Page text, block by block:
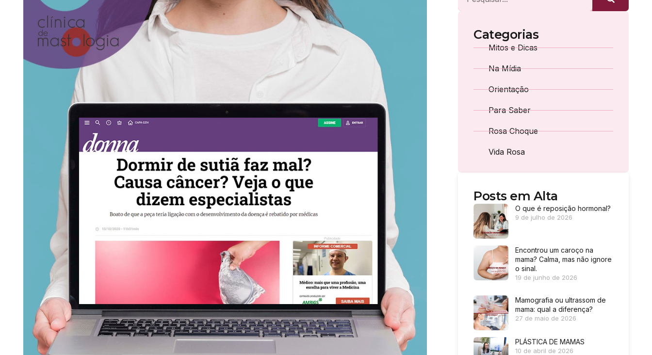
Categorias
Mitos e Dicas
Na Mídia
Orientação
Para Saber
Rosa Choque
Vida Rosa
Posts em Alta
O que é reposição hormonal?
9 de julho de 2026
Encontrou um caroço na
mama? Calma, mas não ignore
o sinal.
19 de junho de 2026
Mamografia ou ultrassom de
mama: qual a diferença?
27 de maio de 2026
PLÁSTICA DE MAMAS
10 de abril de 2026